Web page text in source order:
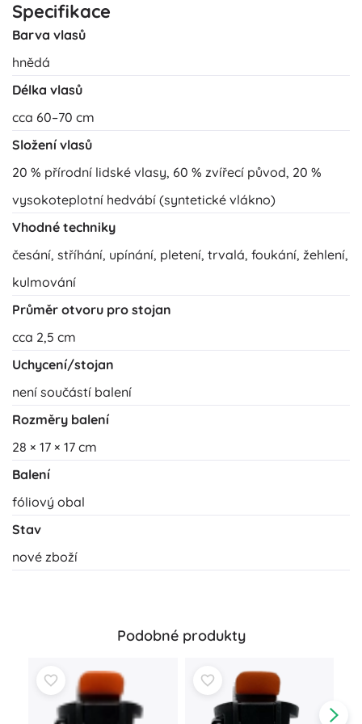
Specifikace
Barva vlasů
hnědá
Délka vlasů
cca 60–70 cm
Složení vlasů
20 % přírodní lidské vlasy, 60 % zvířecí původ, 20 %
vysokoteplotní hedvábí (syntetické vlákno)
Vhodné techniky
česání, stříhání, upínání, pletení, trvalá, foukání, žehlení,
kulmování
Průměr otvoru pro stojan
cca 2,5 cm
Uchycení/stojan
není součástí balení
Rozměry balení
28 × 17 × 17 cm
Balení
fóliový obal
Stav
nové zboží
Podobné produkty